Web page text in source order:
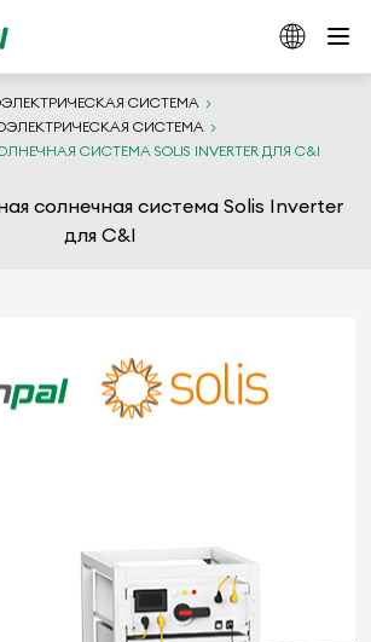
СИСТЕМА
СИСТЕМА
СИСТЕМА SOLIS INVERTER ДЛЯ C&I
солнечная система Solis Inverter
для C&I